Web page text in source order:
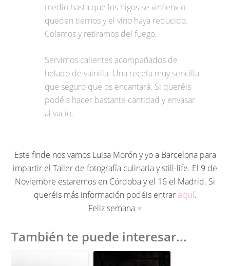
medio hasta que los higos se «inflen» o
queden tiernos y el vino haya reducido.
Colamos y retiramos del fuego.
Servimos calientes acompañados de
helado de vainilla. Una receta muy sencilla
que seguro que os encantará. Si queréis
podéis hacer bastante cantidad y envasar
al vacío.
Este finde nos vamos Luisa Morón y yo a Barcelona para
impartir el Taller de fotografía culinaria y still-life. El 9 de
Noviembre estaremos en Córdoba y el 16 el Madrid. Si
queréis más información podéis entrar aquí.
Feliz semana ♥
También te puede interesar...